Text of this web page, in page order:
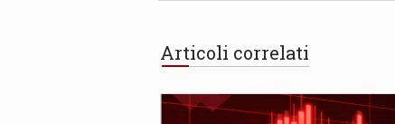
Articoli correlati